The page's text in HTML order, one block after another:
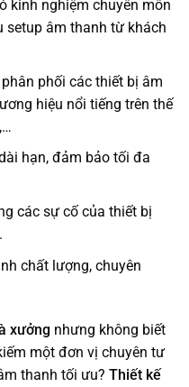
kinh nghiệm chuyên môn
setup âm thanh từ khách
phối các thiết bị âm
hiệu nổi tiếng trên thế
hạn, đảm bảo tối đa
các sự cố của thiết bị
chất lượng, chuyên
xưởng nhưng không biết
một đơn vị chuyên tư
thanh tối ưu? Thiết kế